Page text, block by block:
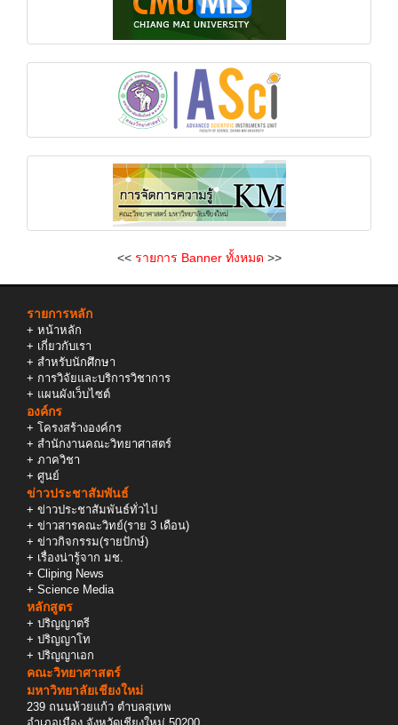
<< รายการ Banner ทั้งหมด >>
รายการหลัก
+ หน้าหลัก
+ เกี่ยวกับเรา
+ สำหรับนักศึกษา
+ การวิจัยและบริการวิชาการ
+ แผนผังเว็บไซต์
องค์กร
+ โครงสร้างองค์กร
+ สำนักงานคณะวิทยาศาสตร์
+ ภาควิชา
+ ศูนย์
ข่าวประชาสัมพันธ์
+ ข่าวประชาสัมพันธ์ทั่วไป
+ ข่าวสารคณะวิทย์(ราย 3 เดือน)
+ ข่าวกิจกรรม(รายปักษ์)
+ เรื่องน่ารู้จาก มช.
+ Cliping News
+ Science Media
หลักสูตร
+ ปริญญาตรี
+ ปริญญาโท
+ ปริญญาเอก
คณะวิทยาศาสตร์
มหาวิทยาลัยเชียงใหม่
239 ถนนห้วยแก้ว ตำบลสุเทพ